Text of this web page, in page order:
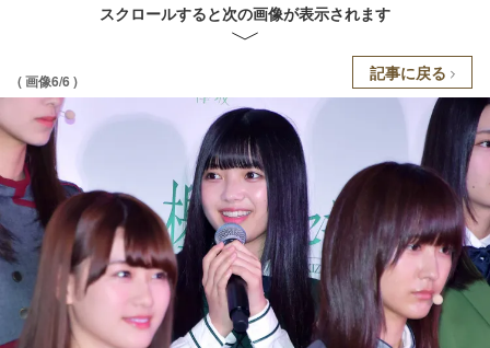
スクロールすると次の画像が表示されます
( 画像6/6 ) 記事に戻る